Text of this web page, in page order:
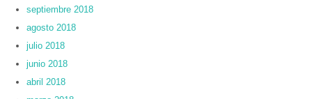
septiembre 2018
agosto 2018
julio 2018
junio 2018
abril 2018